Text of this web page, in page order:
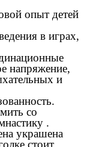
опыт детей
в играх,
напряжение,
и
со
.
украшена
стоит